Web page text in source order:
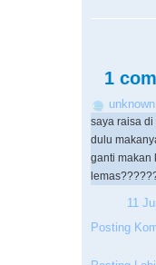
1
unknown
saya raisa
dulu
ganti makan
11
Posting